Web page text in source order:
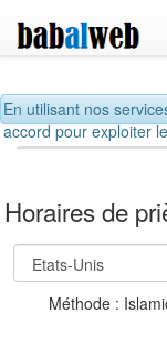
En utilisant nos
accord pour exploiter
Horaires de
Méthode :